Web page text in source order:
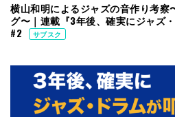
横山和明によるジャズの音作り考察
グ〜｜連載『3年後、確実にジャズ
#2
サブスク